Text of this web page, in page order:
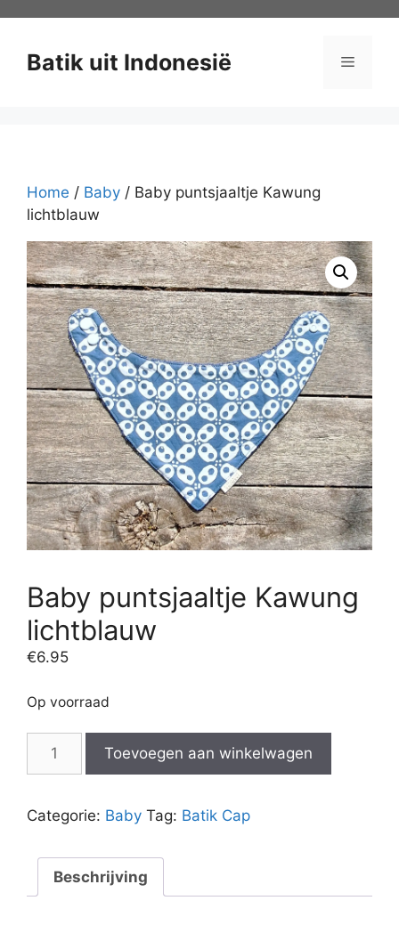
inhoud
Batik uit Indonesië Menu
Home / Baby / Baby puntsjaaltje Kawung
lichtblauw
Baby puntsjaaltje Kawung
lichtblauw
€6.95
Op voorraad
Baby
lichtblauw
Toevoegen aan winkelwagen
Categorie: Baby Tag: Batik Cap
Beschrijving